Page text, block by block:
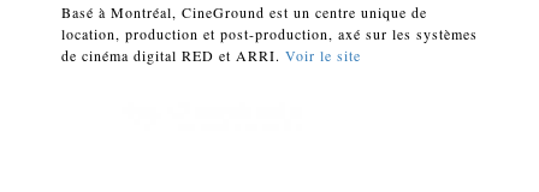
Basé à Montréal, CineGround est un centre unique de
location, production et post-production, axé sur les systèmes
de cinéma digital RED et ARRI. Voir le site